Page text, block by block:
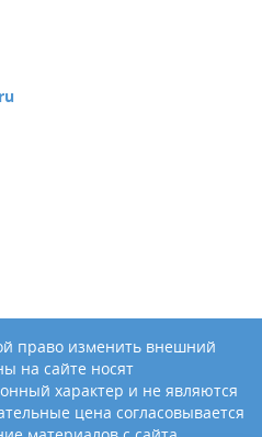
право изменить внешний
на сайте носят
характер и не являются
цена согласовывается